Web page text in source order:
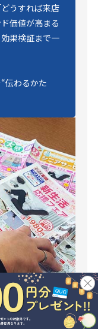
うすれば来店
価値が高まる
果検証まで一
伝わるかた